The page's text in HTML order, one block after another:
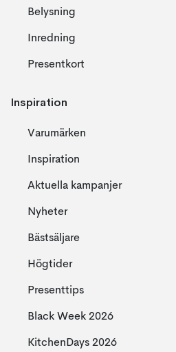
Belysning
Inredning
Presentkort
Inspiration
Varumärken
Inspiration
Aktuella kampanjer
Nyheter
Bästsäljare
Högtider
Presenttips
Black Week 2026
KitchenDays 2026